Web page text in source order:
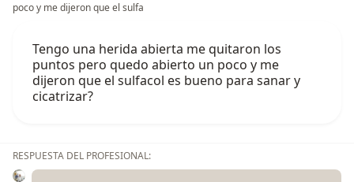
poco y me dijeron que el sulfa
Tengo una herida abierta me quitaron los
puntos pero quedo abierto un poco y me
dijeron que el sulfacol es bueno para sanar y
cicatrizar?
RESPUESTA DEL PROFESIONAL: